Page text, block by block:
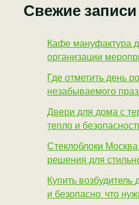
Свежие записи
Кафе мануфактура
организации
Где отметить день
незабываемого
Двери для дома с
тепло и
Стеклоблоки
решения для
Купить
и безопасно: что